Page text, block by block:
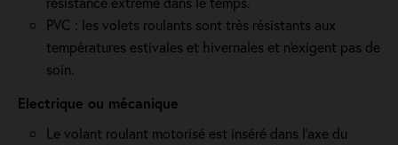
PVC : les volets roulants sont très résistants aux
températures estivales et hivernales et n'exigent pas de
soin.
Electrique ou mécanique
Le volant roulant motorisé est inséré dans l’axe du